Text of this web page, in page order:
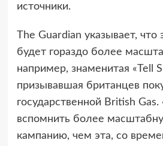
источники.
The Guardian указывает, что
будет гораздо более
например, знаменитая «Tell
призывавшая британцев
государственной British
вспомнить более
кампанию, чем эта, со